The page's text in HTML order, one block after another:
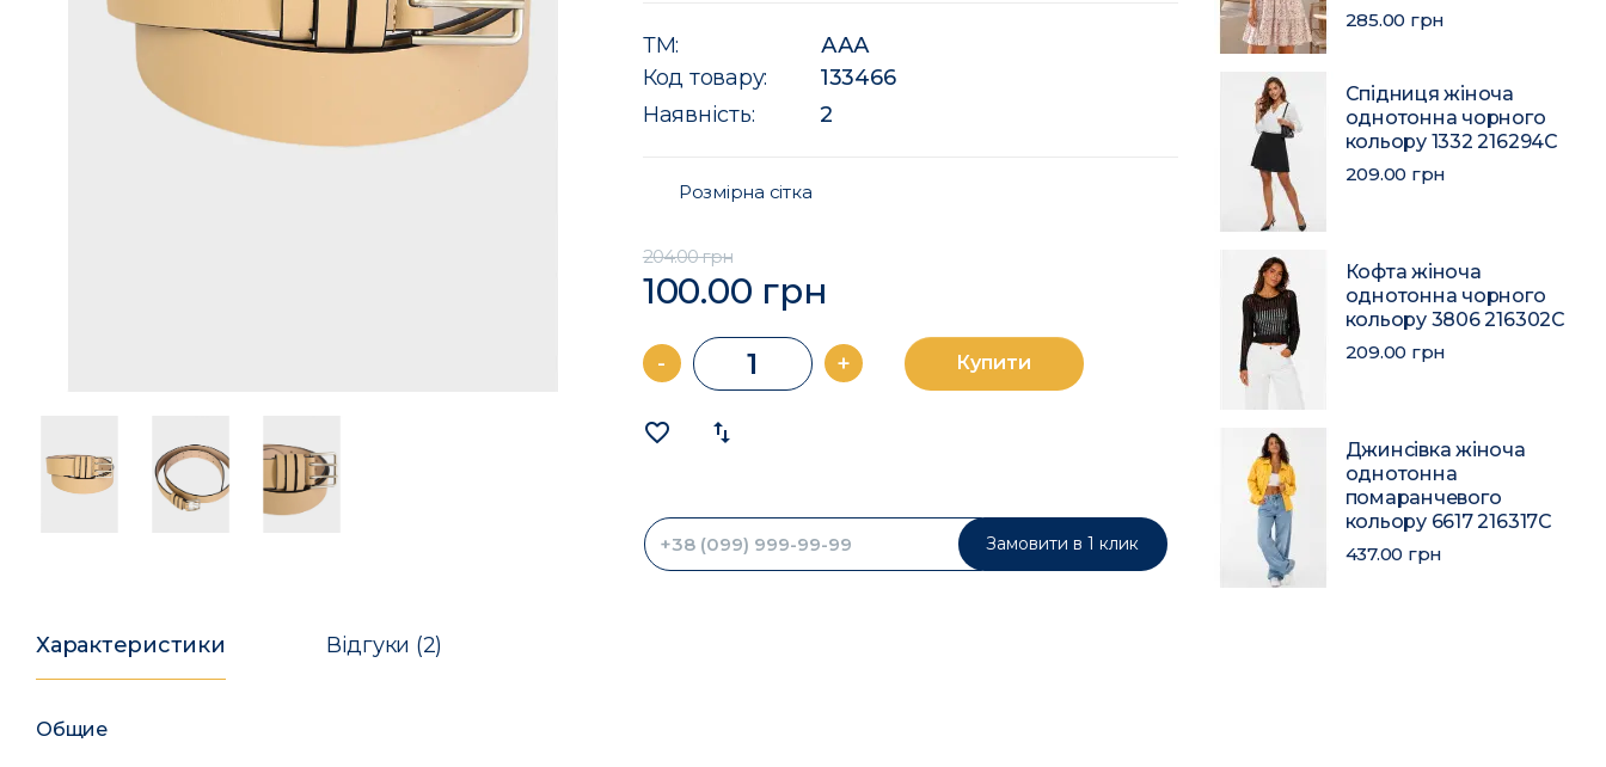
ТМ:
ААА
Код товару:
133466
Наявність:
2
Розмірна сітка
204.00 грн
100.00 грн
- + Купити
favorite_border import_export
Замовити в 1 клик
Характеристики Відгуки (2)
Общие
285.00 грн
Спідниця жіноча
однотонна чорного
кольору 1332 216294C
209.00 грн
Кофта жіноча
однотонна чорного
кольору 3806 216302C
209.00 грн
Джинсівка жіноча
однотонна
помаранчевого
кольору 6617 216317C
437.00 грн